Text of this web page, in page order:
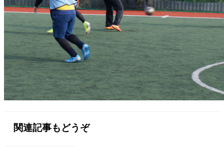
関連記事もどうぞ